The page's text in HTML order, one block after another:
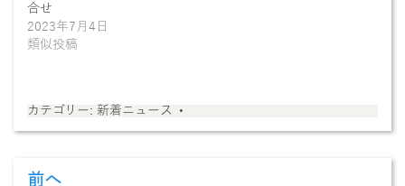
合せ
2023年7月4日
類似投稿
カテゴリー: 新着ニュース
投
前へ